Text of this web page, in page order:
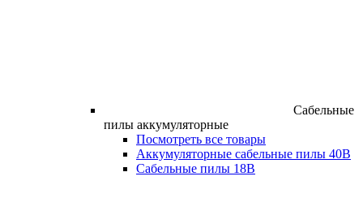
Сабельные
пилы аккумуляторные
Посмотреть все товары
Аккумуляторные сабельные пилы 40В
Сабельные пилы 18В